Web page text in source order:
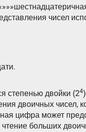
чисел
степенью двойки (24
двоичных чисел,
цифра может
больших